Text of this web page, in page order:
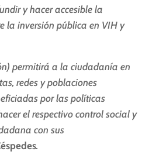
y hacer accesible la
la inversión pública en VIH y
permitirá a la ciudadanía en
redes y poblaciones
por las políticas
el respectivo control social y
con sus
.